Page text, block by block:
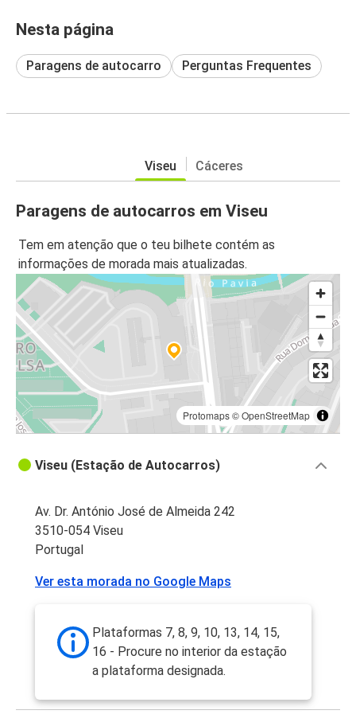
Nesta página
Paragens de autocarro Perguntas Frequentes
Viseu Cáceres
Paragens de autocarros em Viseu
Tem em atenção que o teu bilhete contém as
informações de morada mais atualizadas.
Protomaps©OpenStreetMap
Viseu (Estação de Autocarros)
Av. Dr. António José de Almeida 242
3510-054 Viseu
Portugal
Ver esta morada no Google Maps
Plataformas 7, 8, 9, 10, 13, 14, 15,
16 - Procure no interior da estação
a plataforma designada.